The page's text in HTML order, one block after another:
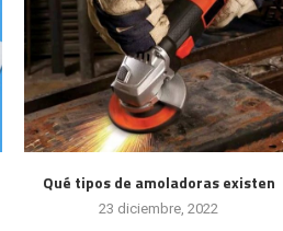
Qué tipos de amoladoras existen
23 diciembre, 2022